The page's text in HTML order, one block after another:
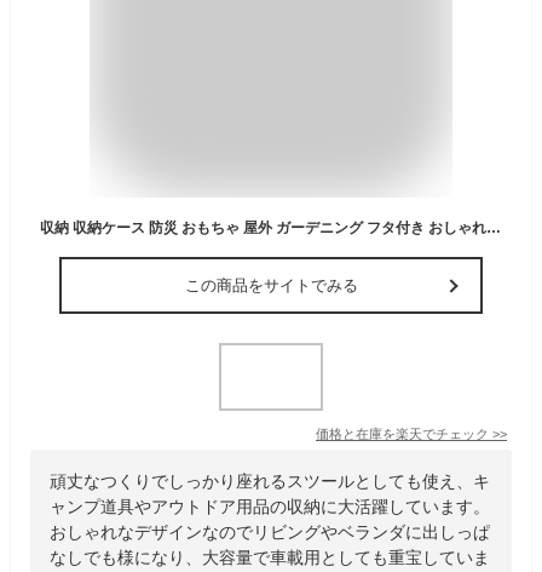
収納 収納ケース 防災 おもちゃ 屋外 ガーデニング フタ付き おしゃれ アウトドア 蓋付き 車載 倉庫 大容量 プラスチック キッチン リビング 北欧 インテリア雑貨 キャンプ スツール 工具箱 頑丈 丈夫 コンテナボックス ( 収納ボックス 30L 50L 70L )
この商品をサイトでみる
価格と在庫を楽天でチェック >>
頑丈なつくりでしっかり座れるスツールとしても使え、キ
ャンプ道具やアウトドア用品の収納に大活躍しています。
おしゃれなデザインなのでリビングやベランダに出しっぱ
なしでも様になり、大容量で車載用としても重宝していま